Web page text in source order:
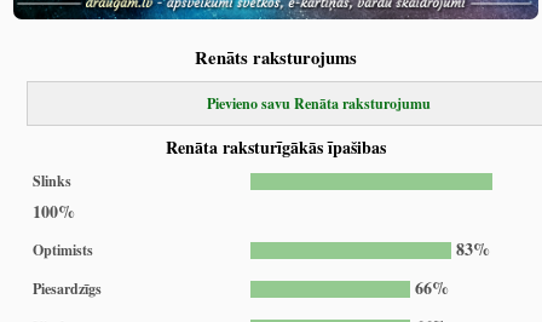
Renāts raksturojums
Pievieno savu Renāta raksturojumu
Renāta raksturīgākās īpašibas
Slinks
100%
Optimists 83%
Piesardzīgs 66%